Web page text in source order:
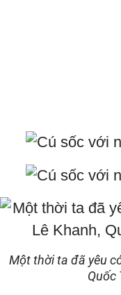
Một thời ta đã yêu
Quốc